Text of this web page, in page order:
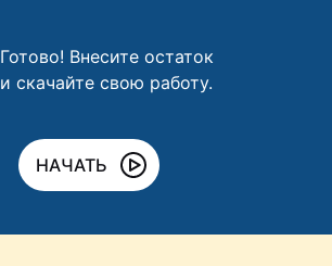
Готово! Внесите остаток
и скачайте свою работу.
НАЧАТЬ